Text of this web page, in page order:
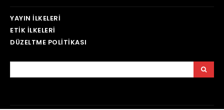
YAYIN İLKELERI
ETIK İLKELERI
DÜZELTME POLITIKASI